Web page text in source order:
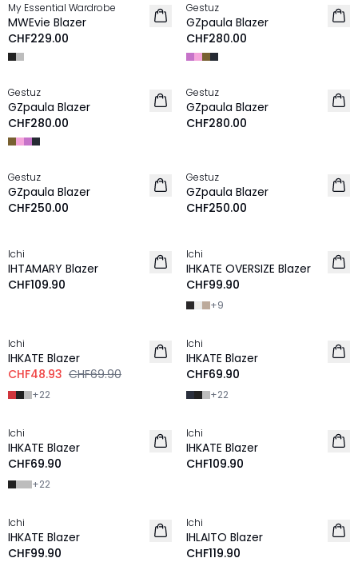
NEU
My Essential Wardrobe
MWEvie Blazer
CHF229.00
NEU
Gestuz
GZpaula Blazer
CHF280.00
NEU
Gestuz
GZpaula Blazer
CHF280.00
NEU
Gestuz
GZpaula Blazer
CHF280.00
NEU
Gestuz
GZpaula Blazer
CHF250.00
NEU
Gestuz
GZpaula Blazer
CHF250.00
NEU
Ichi
IHTAMARY Blazer
CHF109.90
Ichi
IHKATE OVERSIZE Blazer
CHF99.90
+9
Ichi
IHKATE Blazer
CHF48.93 CHF69.90
+22
Ichi
IHKATE Blazer
CHF69.90
+22
Ichi
IHKATE Blazer
CHF69.90
+22
NEU
Ichi
IHKATE Blazer
CHF109.90
NEU
Ichi
IHKATE Blazer
CHF99.90
NEU
Ichi
IHLAITO Blazer
CHF119.90